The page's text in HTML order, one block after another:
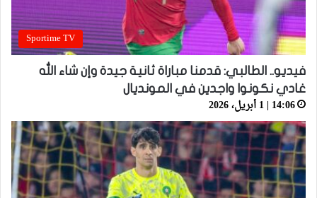
Sportime TV
فيديو.. الطالبي: قدمنا مباراة ثانية جيدة وإن شاء الله
غادي نكونوا واجدين في المونديال
14:06 | 1 أبريل، 2026